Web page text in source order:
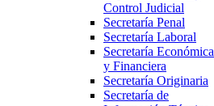
Control Judicial
Secretaría Penal
Secretaría Laboral
Secretaría Económica
y Financiera
Secretaría Originaria
Secretaría de